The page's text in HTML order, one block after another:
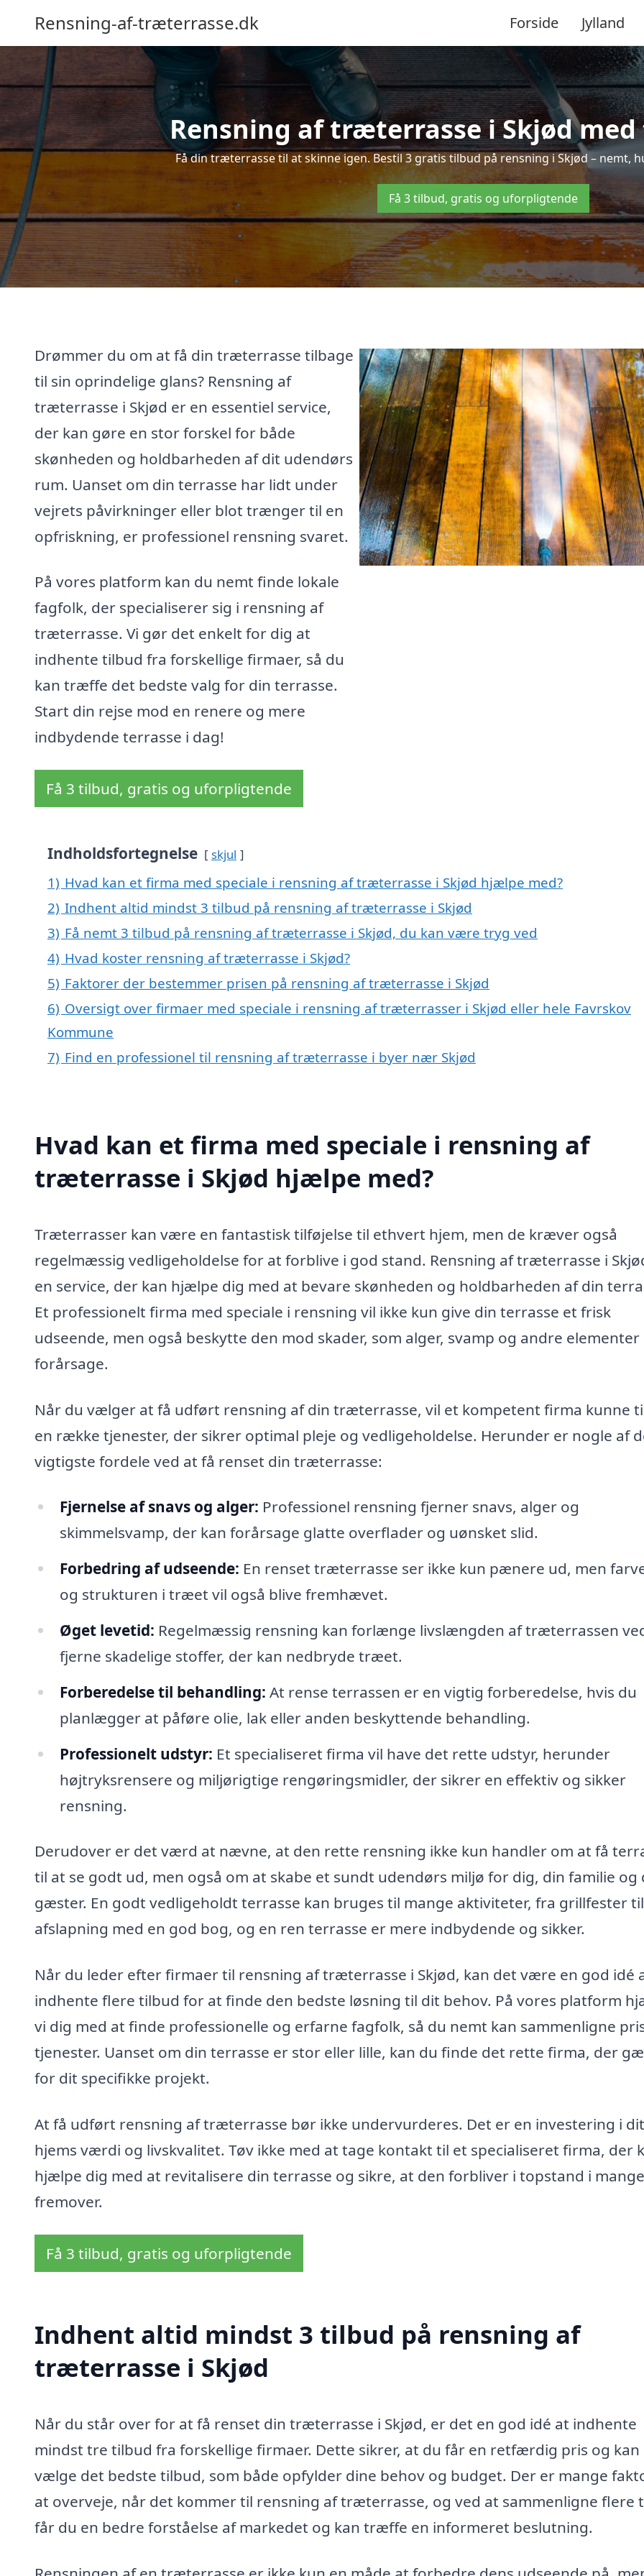
Rensning-af-træterrasse.dk Forside Jylland
Rensning af træterrasse i Skjød
Få din træterrasse til at skinne igen. Bestil 3 gratis tilbud på rensning i Skjød – nemt,
Få 3 tilbud, gratis og uforpligtende
Drømmer du om at få din træterrasse tilbage
til sin oprindelige glans? Rensning af
træterrasse i Skjød er en essentiel service,
der kan gøre en stor forskel for både
skønheden og holdbarheden af dit udendørs
rum. Uanset om din terrasse har lidt under
vejrets påvirkninger eller blot trænger til en
opfriskning, er professionel rensning svaret.
På vores platform kan du nemt finde lokale
fagfolk, der specialiserer sig i rensning af
træterrasse. Vi gør det enkelt for dig at
indhente tilbud fra forskellige firmaer, så du
kan træffe det bedste valg for din terrasse.
Start din rejse mod en renere og mere
indbydende terrasse i dag!
Få 3 tilbud, gratis og uforpligtende
Indholdsfortegnelse skjul
1) Hvad kan et firma med speciale i rensning af træterrasse i Skjød hjælpe med?
2) Indhent altid mindst 3 tilbud på rensning af træterrasse i Skjød
3) Få nemt 3 tilbud på rensning af træterrasse i Skjød, du kan være tryg ved
4) Hvad koster rensning af træterrasse i Skjød?
5) Faktorer der bestemmer prisen på rensning af træterrasse i Skjød
6) Oversigt over firmaer med speciale i rensning af træterrasser i Skjød eller hele Favrskov
Kommune
7) Find en professionel til rensning af træterrasse i byer nær Skjød
Hvad kan et firma med speciale i rensning af
træterrasse i Skjød hjælpe med?
Træterrasser kan være en fantastisk tilføjelse til ethvert hjem, men de kræver også
regelmæssig vedligeholdelse for at forblive i god stand. Rensning af træterrasse i
en service, der kan hjælpe dig med at bevare skønheden og holdbarheden af din
Et professionelt firma med speciale i rensning vil ikke kun give din terrasse et frisk
udseende, men også beskytte den mod skader, som alger, svamp og andre elementer
forårsage.
Når du vælger at få udført rensning af din træterrasse, vil et kompetent firma kunne
en række tjenester, der sikrer optimal pleje og vedligeholdelse. Herunder er nogle af
vigtigste fordele ved at få renset din træterrasse:
Fjernelse af snavs og alger: Professionel rensning fjerner snavs, alger og
skimmelsvamp, der kan forårsage glatte overflader og uønsket slid.
Forbedring af udseende: En renset træterrasse ser ikke kun pænere ud, men
og strukturen i træet vil også blive fremhævet.
Øget levetid: Regelmæssig rensning kan forlænge livslængden af træterrassen
fjerne skadelige stoffer, der kan nedbryde træet.
Forberedelse til behandling: At rense terrassen er en vigtig forberedelse, hvis du
planlægger at påføre olie, lak eller anden beskyttende behandling.
Professionelt udstyr: Et specialiseret firma vil have det rette udstyr, herunder
højtryksrensere og miljørigtige rengøringsmidler, der sikrer en effektiv og sikker
rensning.
Derudover er det værd at nævne, at den rette rensning ikke kun handler om at få
til at se godt ud, men også om at skabe et sundt udendørs miljø for dig, din familie og
gæster. En godt vedligeholdt terrasse kan bruges til mange aktiviteter, fra grillfester til
afslapning med en god bog, og en ren terrasse er mere indbydende og sikker.
Når du leder efter firmaer til rensning af træterrasse i Skjød, kan det være en god idé
indhente flere tilbud for at finde den bedste løsning til dit behov. På vores platform
vi dig med at finde professionelle og erfarne fagfolk, så du nemt kan sammenligne
tjenester. Uanset om din terrasse er stor eller lille, kan du finde det rette firma, der
for dit specifikke projekt.
At få udført rensning af træterrasse bør ikke undervurderes. Det er en investering i dit
hjems værdi og livskvalitet. Tøv ikke med at tage kontakt til et specialiseret firma, der
hjælpe dig med at revitalisere din terrasse og sikre, at den forbliver i topstand i
fremover.
Få 3 tilbud, gratis og uforpligtende
Indhent altid mindst 3 tilbud på rensning af
træterrasse i Skjød
Når du står over for at få renset din træterrasse i Skjød, er det en god idé at indhente
mindst tre tilbud fra forskellige firmaer. Dette sikrer, at du får en retfærdig pris og kan
vælge det bedste tilbud, som både opfylder dine behov og budget. Der er mange
at overveje, når det kommer til rensning af træterrasse, og ved at sammenligne flere
får du en bedre forståelse af markedet og kan træffe en informeret beslutning.